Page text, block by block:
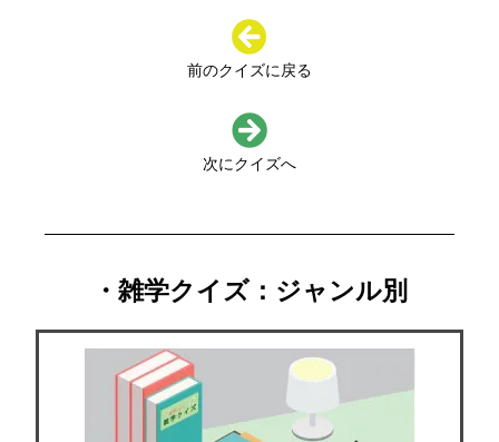
前のクイズに戻る
次にクイズへ
・雑学クイズ：ジャンル別